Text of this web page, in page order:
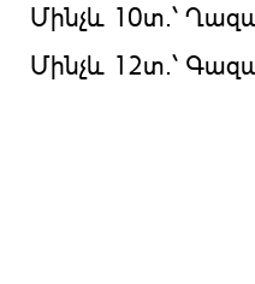
Մինչև 10տ.՝
Մինչև 12տ.՝